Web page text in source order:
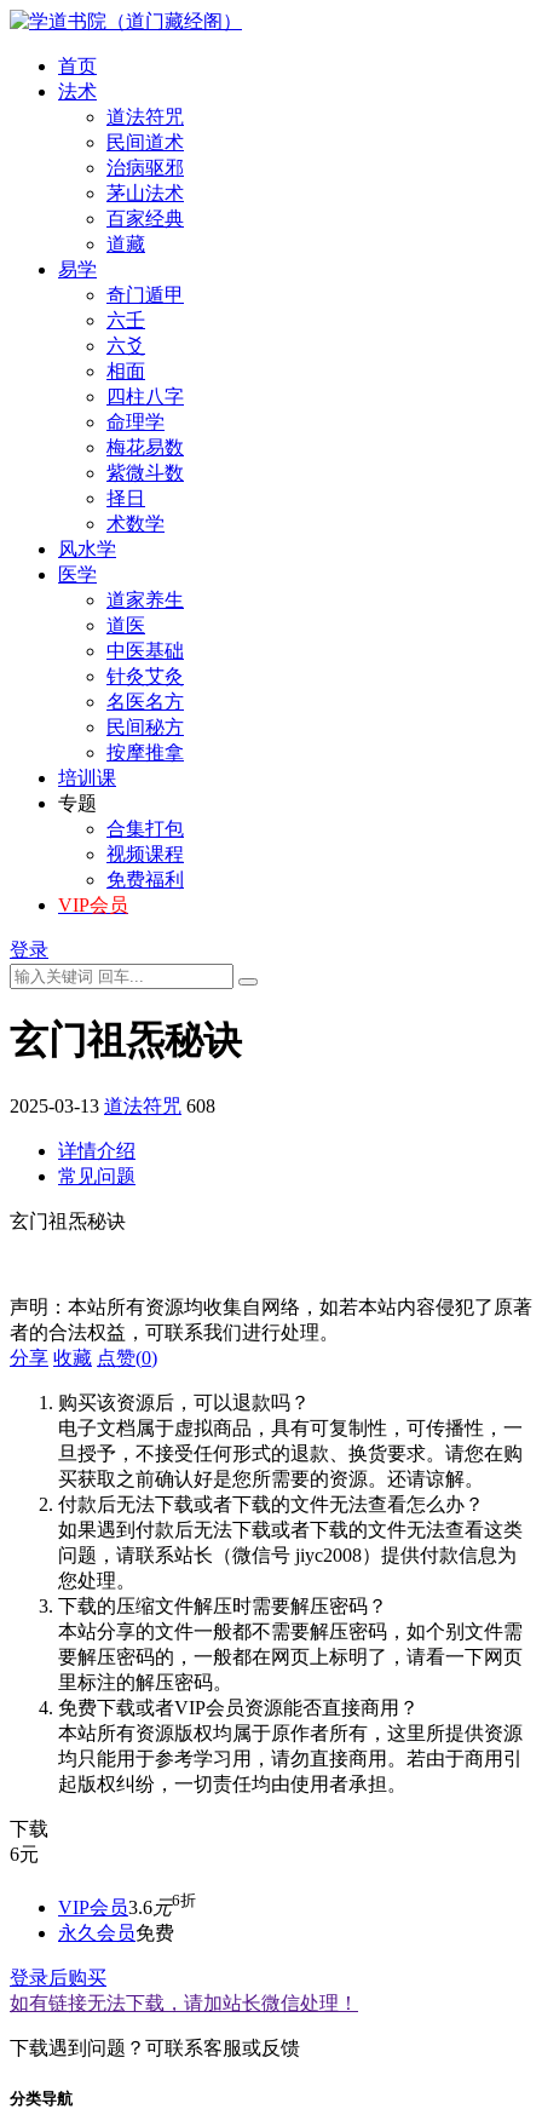
首页
法术
道法符咒
民间道术
治病驱邪
茅山法术
百家经典
道藏
易学
奇门遁甲
六壬
六爻
相面
四柱八字
命理学
梅花易数
紫微斗数
择日
术数学
风水学
医学
道家养生
道医
中医基础
针灸艾灸
名医名方
民间秘方
按摩推拿
培训课
专题
合集打包
视频课程
免费福利
VIP会员
登录
玄门祖炁秘诀
2025-03-13 道法符咒 608
详情介绍
常见问题
玄门祖炁秘诀
声明：本站所有资源均收集自网络，如若本站内容侵犯了原著
者的合法权益，可联系我们进行处理。
分享 收藏 点赞(0)
购买该资源后，可以退款吗？
电子文档属于虚拟商品，具有可复制性，可传播性，一
旦授予，不接受任何形式的退款、换货要求。请您在购
买获取之前确认好是您所需要的资源。还请谅解。
付款后无法下载或者下载的文件无法查看怎么办？
如果遇到付款后无法下载或者下载的文件无法查看这类
问题，请联系站长（微信号 jiyc2008）提供付款信息为
您处理。
下载的压缩文件解压时需要解压密码？
本站分享的文件一般都不需要解压密码，如个别文件需
要解压密码的，一般都在网页上标明了，请看一下网页
里标注的解压密码。
免费下载或者VIP会员资源能否直接商用？
本站所有资源版权均属于原作者所有，这里所提供资源
均只能用于参考学习用，请勿直接商用。若由于商用引
起版权纠纷，一切责任均由使用者承担。
下载
6元
VIP会员3.6元6折
永久会员免费
登录后购买
如有链接无法下载，请加站长微信处理！
下载遇到问题？可联系客服或反馈
分类导航